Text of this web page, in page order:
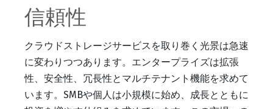
信頼性
クラウドストレージサービスを取り巻く光景は急速
に変わりつつあります。エンタープライズは拡張
性、安全性、冗長性とマルチテナント機能を求めて
います。SMBや個人は小規模に始め、成長とともに